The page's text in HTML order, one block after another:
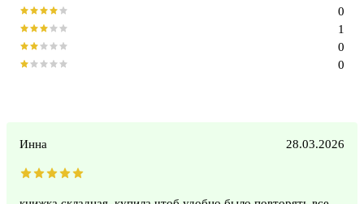
0
0
1
0
Инна 28.03.2026